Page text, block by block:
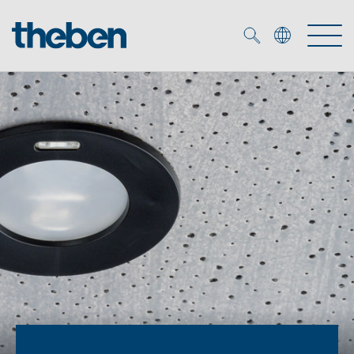
Merkzettel ( 0)
Producten
Smart Home
Aanwezigheids- en bewegingsmelders
OEM-oplossingen
OEM-experts
Referenties
Oplossingen
Tijd- en lichtregeling
DALI-2 lichtregeling
Service
Onderneming